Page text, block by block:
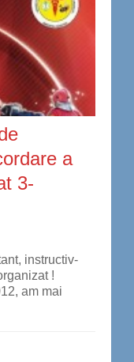
a
3-
instructiv-
!
am mai